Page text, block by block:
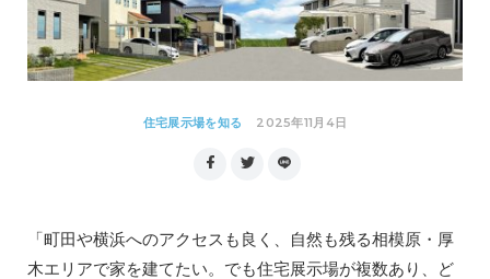
住宅展示場を知る 2025年11月4日
「町田や横浜へのアクセスも良く、自然も残る相模原・厚
木エリアで家を建てたい。でも住宅展示場が複数あり、ど